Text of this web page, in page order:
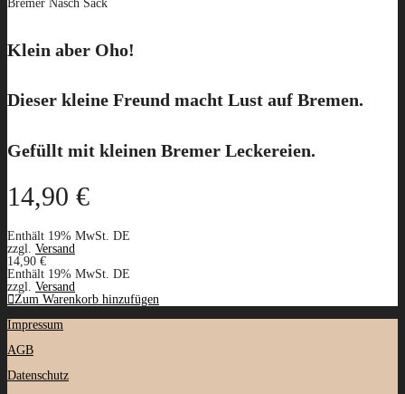
Bremer Nasch Sack
Klein aber Oho!
Dieser kleine Freund macht Lust auf Bremen.
Gefüllt mit kleinen Bremer Leckereien.
14,90 €
Enthält 19% MwSt. DE
zzgl. Versand
14,90 €
Enthält 19% MwSt. DE
zzgl. Versand
Zum Warenkorb hinzufügen
Impressum
AGB
Datenschutz